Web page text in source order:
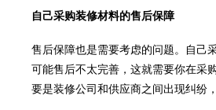
自己采购装修材料的售后保障
售后保障也是需要考虑的问题。自己
可能售后不太完善，这就需要你在采
要是装修公司和供应商之间出现纠纷